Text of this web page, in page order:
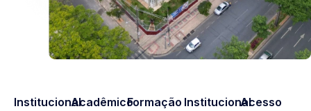
InstitucionalAcadêmicoFormação InstitucionalAcesso